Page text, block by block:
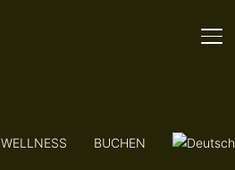
WELLNESS BUCHEN